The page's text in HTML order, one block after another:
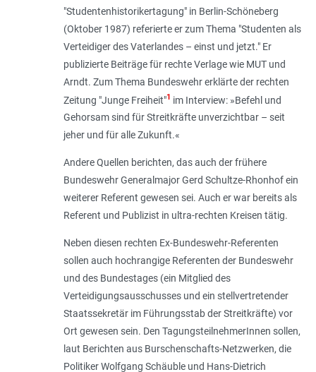
"Studentenhistorikertagung" in Berlin-Schöneberg
(Oktober 1987) referierte er zum Thema "Studenten als
Verteidiger des Vaterlandes – einst und jetzt." Er
publizierte Beiträge für rechte Verlage wie MUT und
Arndt. Zum Thema Bundeswehr erklärte der rechten
Zeitung "Junge Freiheit"1 im Interview: »Befehl und
Gehorsam sind für Streitkräfte unverzichtbar – seit
jeher und für alle Zukunft.«
Andere Quellen berichten, das auch der frühere
Bundeswehr Generalmajor Gerd Schultze-Rhonhof ein
weiterer Referent gewesen sei. Auch er war bereits als
Referent und Publizist in ultra-rechten Kreisen tätig.
Neben diesen rechten Ex-Bundeswehr-Referenten
sollen auch hochrangige Referenten der Bundeswehr
und des Bundestages (ein Mitglied des
Verteidigungsausschusses und ein stellvertretender
Staatssekretär im Führungsstab der Streitkräfte) vor
Ort gewesen sein. Den TagungsteilnehmerInnen sollen,
laut Berichten aus Burschenschafts-Netzwerken, die
Politiker Wolfgang Schäuble und Hans-Dietrich